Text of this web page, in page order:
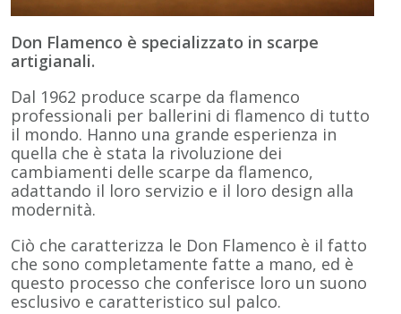
Don Flamenco è specializzato in scarpe
artigianali.
Dal 1962 produce scarpe da flamenco
professionali per ballerini di flamenco di tutto
il mondo. Hanno una grande esperienza in
quella che è stata la rivoluzione dei
cambiamenti delle scarpe da flamenco,
adattando il loro servizio e il loro design alla
modernità.
Ciò che caratterizza le Don Flamenco è il fatto
che sono completamente fatte a mano, ed è
questo processo che conferisce loro un suono
esclusivo e caratteristico sul palco.